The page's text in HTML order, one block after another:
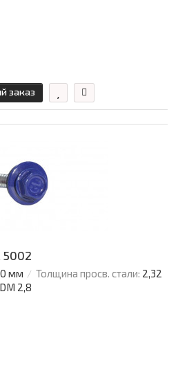
заказ
5002
мм Толщина просв. стали: 2,32
2,8